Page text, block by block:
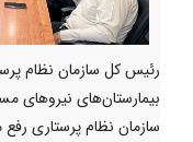
رئیس کل سازمان نظام
سازمان نظام پرستاری